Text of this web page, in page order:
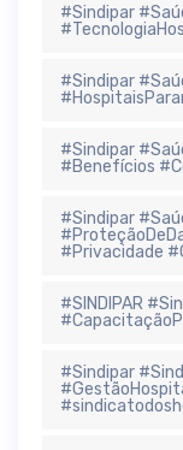
#Sindipar
#Sindipar
#Sindipar
#Benefícios
#Sindipar
#Privacidade
#SINDIPAR
#Sindipar